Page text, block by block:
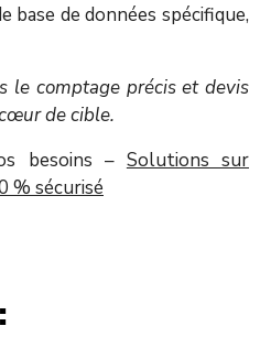
base de données spécifique,
le comptage précis et devis
de cible.
besoins – Solutions sur
% sécurisé